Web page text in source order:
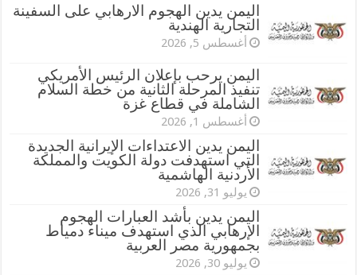
اليمن يدين الهجوم الارهابي على السفينة
التجارية الهندية
أغسطس 5, 2026
اليمن يرحب بإعلان الرئيس الأمريكي
تنفيذ المرحلة الثانية من خطة السلام
الشاملة في قطاع غزة
أغسطس 1, 2026
اليمن يدين الاعتداءات الإيرانية الجديدة
التي استهدفت دولة الكويت والمملكة
الأردنية الهاشمية
يوليو 31, 2026
اليمن يدين بأشد العبارات الهجوم
الإرهابي الذي استهدف ميناء دمياط
بجمهورية مصر العربية
يوليو 30, 2026